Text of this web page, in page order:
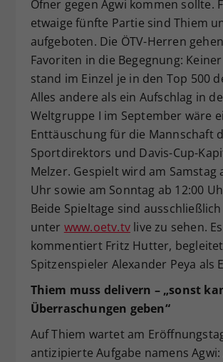
Ofner gegen Agwi kommen sollte.
etwaige fünfte Partie sind Thiem
aufgeboten. Die ÖTV-Herren
Favoriten in die Begegnung:
stand im Einzel je in den Top 500
Alles andere als ein Aufschlag in
Weltgruppe I im September wäre
Enttäuschung für die Mannschaft
Sportdirektors und Davis-Cup-
Melzer. Gespielt wird am Samstag
Uhr sowie am Sonntag ab 12:00
Beide Spieltage sind ausschließlich
unter www.oetv.tvlive zu sehen. Es
kommentiert Fritz Hutter,
Spitzenspieler Alexander Peya als
Thiem muss delivern – „sonst
Überraschungen geben“
Auf Thiem wartet am
antizipierte Aufgabe namens Agwi: